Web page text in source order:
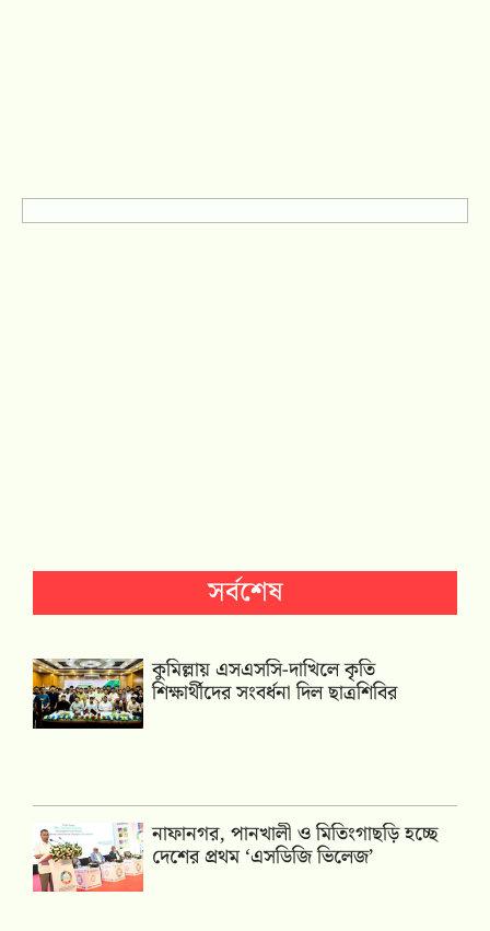
সর্বশেষ
কুমিল্লায় এসএসসি-দাখিলে কৃতি
শিক্ষার্থীদের সংবর্ধনা দিল ছাত্রশিবির
নাফানগর, পানখালী ও মিতিংগাছড়ি হচ্ছে
দেশের প্রথম ‘এসডিজি ভিলেজ’